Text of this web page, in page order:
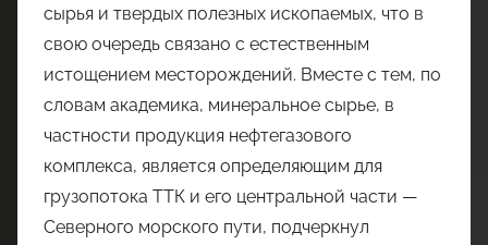
сырья и твердых полезных ископаемых, что в
свою очередь связано с естественным
истощением месторождений. Вместе с тем, по
словам академика, минеральное сырье, в
частности продукция нефтегазового
комплекса, является определяющим для
грузопотока ТТК и его центральной части —
Северного морского пути, подчеркнул